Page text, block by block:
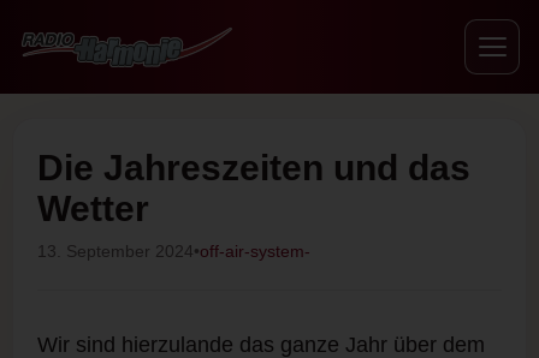
Die Jahreszeiten und das
Wetter
13. September 2024•off-air-system-
Wir sind hierzulande das ganze Jahr über dem